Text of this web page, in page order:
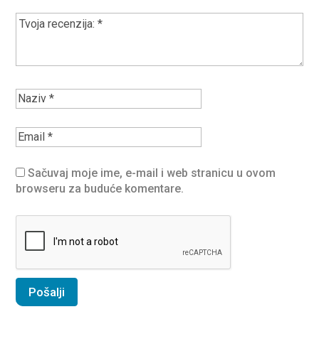
Sačuvaj moje ime, e-mail i web stranicu u ovom
browseru za buduće komentare.